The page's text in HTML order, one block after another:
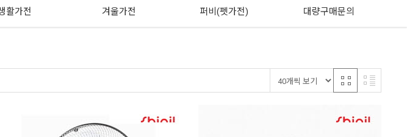
활가전 겨울가전 퍼비(펫가전) 대량구매문의